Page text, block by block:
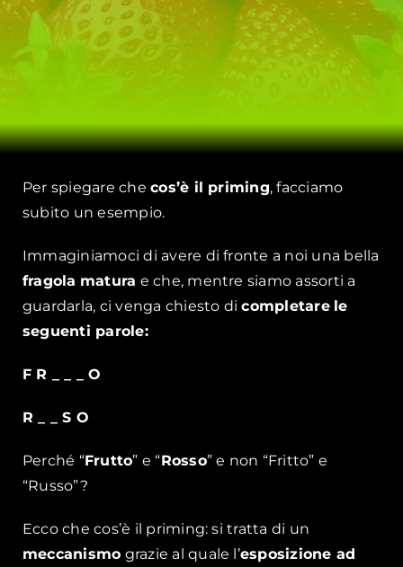
Per spiegare checos’è il priming, facciamo
subito un esempio.
Immaginiamoci di avere di fronte a noi una bella
fragola matura e che, mentre siamo assorti a
guardarla, ci venga chiesto dicompletare le
seguenti parole:
F R _ _ _ O
R _ _ S O
Perché “Frutto” e “Rosso” e non “Fritto” e
“Russo”?
Ecco che cos’è il priming: si tratta di un
meccanismo grazie al quale l’esposizione ad